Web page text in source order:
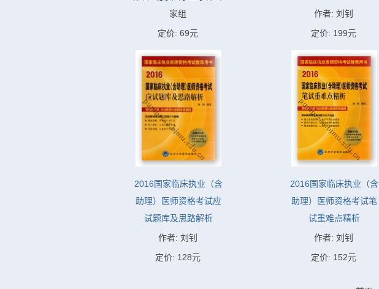
家组
定价: 69元
作者: 刘钊
定价: 199元
2016国家临床执业（含
助理）医师资格考试应
试题库及思路解析
作者: 刘钊
定价: 128元
2016国家临床执业（含
助理）医师资格考试笔
试重难点精析
作者: 刘钊
定价: 152元